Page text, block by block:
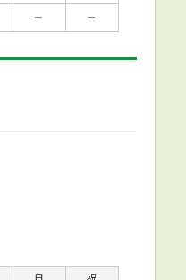
－ －